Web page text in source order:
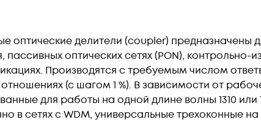
оптические делители (coupler) предназначены
пассивных оптических сетях (PON),
Производятся с требуемым числом
(с шагом 1 %). В зависимости от
для работы на одной длине волны 1310
в сетях с WDM, универсальные трехоконные на